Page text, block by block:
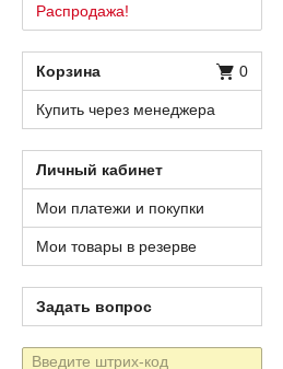
Распродажа!
Корзина 0
Купить через менеджера
Личный кабинет
Мои платежи и покупки
Мои товары в резерве
Задать вопрос
Штрих-